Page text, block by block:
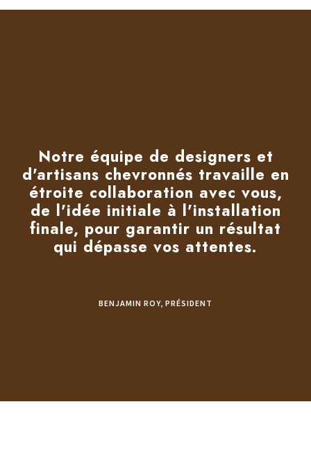
Notre équipe de designers et
d'artisans chevronnés travaille en
étroite collaboration avec vous,
de l'idée initiale à l'installation
finale, pour garantir un résultat
qui dépasse vos attentes.
BENJAMIN ROY, PRÉSIDENT